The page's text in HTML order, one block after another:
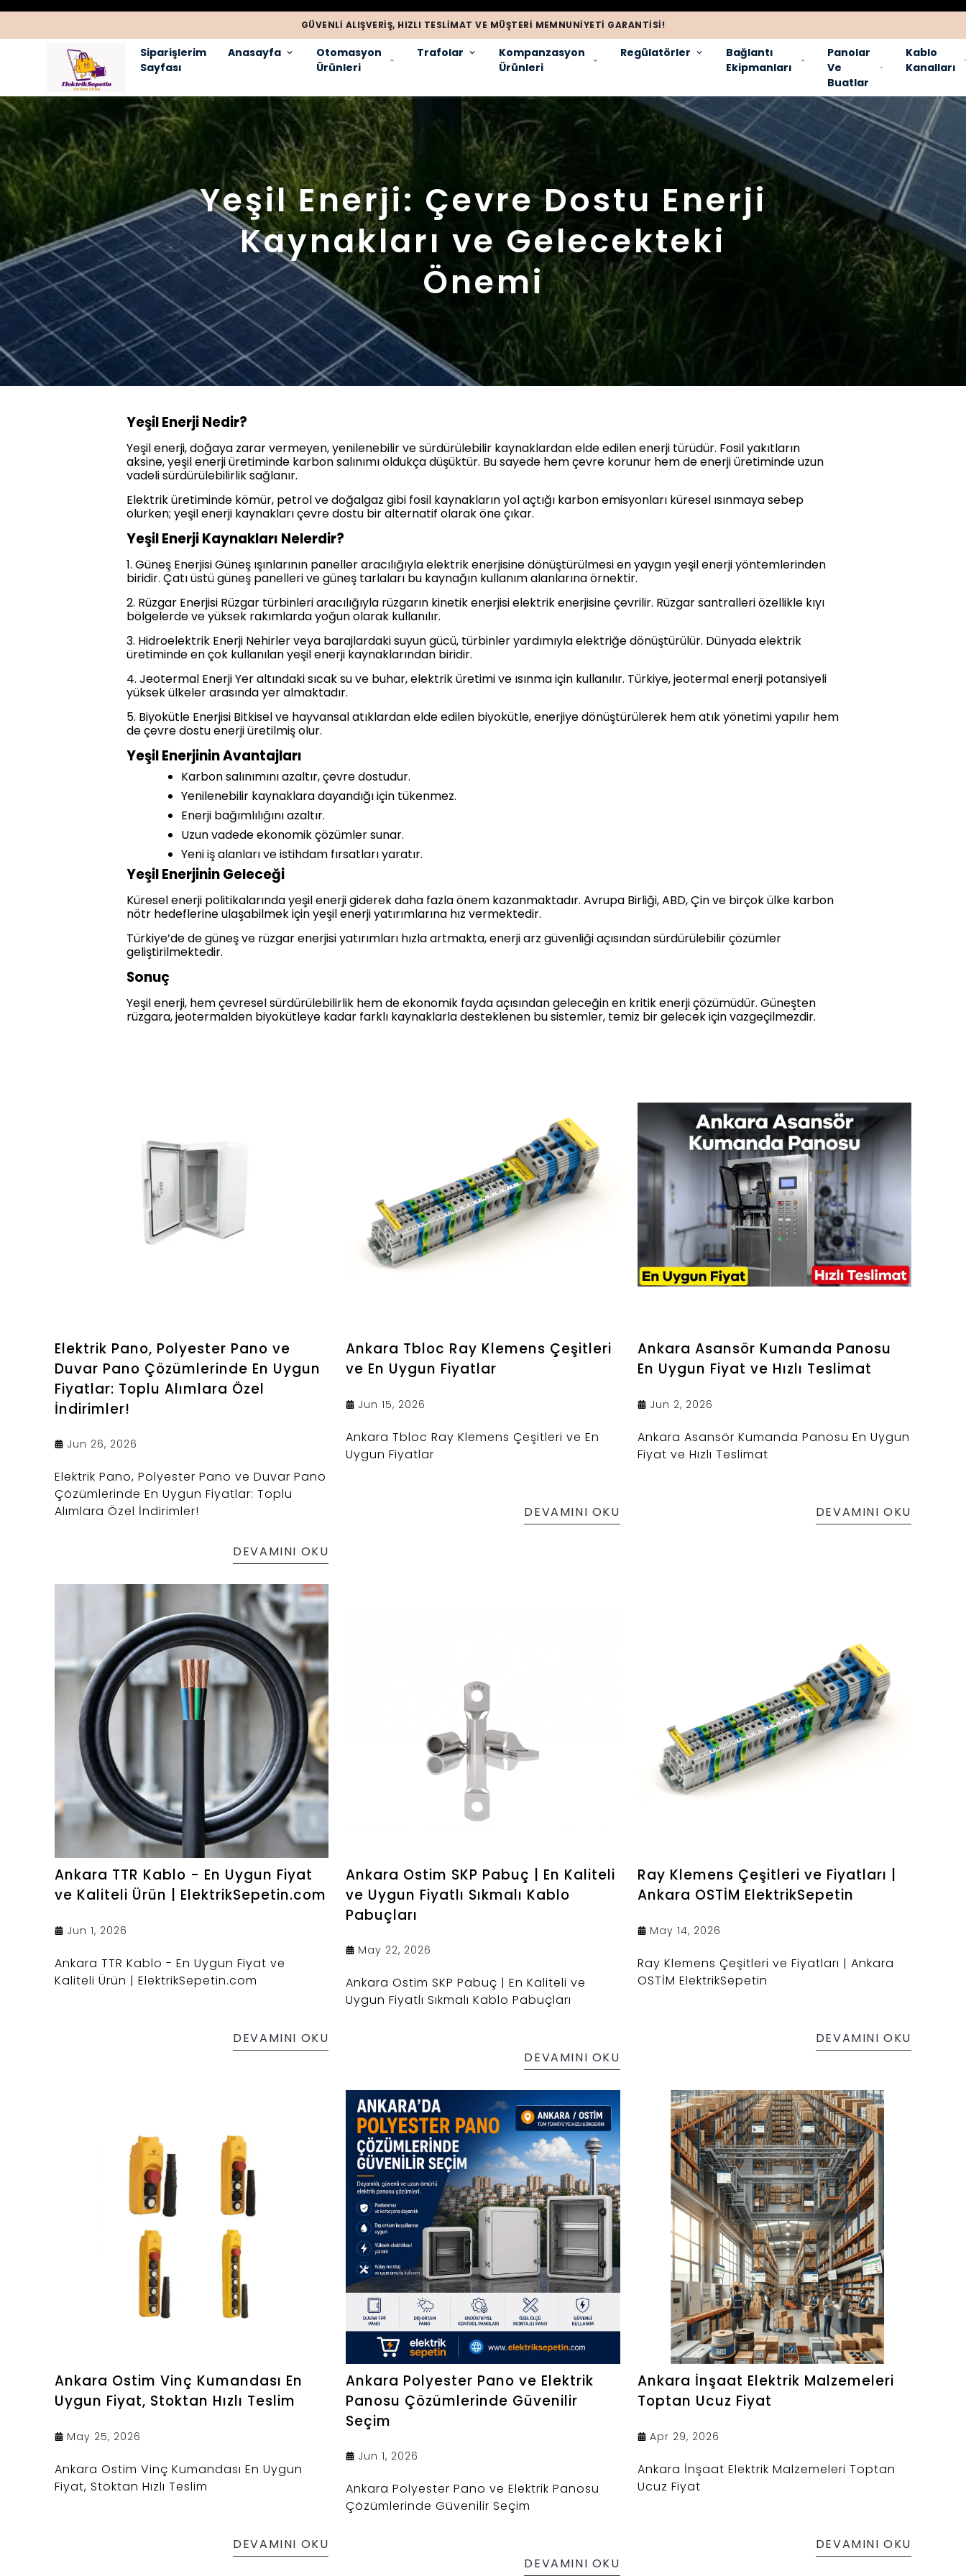
GÜVENLI ALIŞVERIŞ, HIZLI TESLIMAT VE MÜŞTERI MEMNUNIYETI GARANTISI!
Siparişlerim
Sayfası
Anasayfa
Otomasyon
Ürünleri
Trafolar
Kompanzasyon
Ürünleri
Regülatörler
Bağlantı
Ekipmanları
Panolar
Ve
Buatlar
Kablo
Kanalları
Yeşil Enerji: Çevre Dostu Enerji
Kaynakları ve Gelecekteki
Önemi
Yeşil Enerji Nedir?
Yeşil enerji, doğaya zarar vermeyen, yenilenebilir ve sürdürülebilir kaynaklardan elde edilen enerji türüdür. Fosil yakıtların
aksine, yeşil enerji üretiminde karbon salınımı oldukça düşüktür. Bu sayede hem çevre korunur hem de enerji üretiminde uzun
vadeli sürdürülebilirlik sağlanır.
Elektrik üretiminde kömür, petrol ve doğalgaz gibi fosil kaynakların yol açtığı karbon emisyonları küresel ısınmaya sebep
olurken; yeşil enerji kaynakları çevre dostu bir alternatif olarak öne çıkar.
Yeşil Enerji Kaynakları Nelerdir?
1. Güneş Enerjisi Güneş ışınlarının paneller aracılığıyla elektrik enerjisine dönüştürülmesi en yaygın yeşil enerji yöntemlerinden
biridir. Çatı üstü güneş panelleri ve güneş tarlaları bu kaynağın kullanım alanlarına örnektir.
2. Rüzgar Enerjisi Rüzgar türbinleri aracılığıyla rüzgarın kinetik enerjisi elektrik enerjisine çevrilir. Rüzgar santralleri özellikle kıyı
bölgelerde ve yüksek rakımlarda yoğun olarak kullanılır.
3. Hidroelektrik Enerji Nehirler veya barajlardaki suyun gücü, türbinler yardımıyla elektriğe dönüştürülür. Dünyada elektrik
üretiminde en çok kullanılan yeşil enerji kaynaklarından biridir.
4. Jeotermal Enerji Yer altındaki sıcak su ve buhar, elektrik üretimi ve ısınma için kullanılır. Türkiye, jeotermal enerji potansiyeli
yüksek ülkeler arasında yer almaktadır.
5. Biyokütle Enerjisi Bitkisel ve hayvansal atıklardan elde edilen biyokütle, enerjiye dönüştürülerek hem atık yönetimi yapılır hem
de çevre dostu enerji üretilmiş olur.
Yeşil Enerjinin Avantajları
Karbon salınımını azaltır, çevre dostudur.
Yenilenebilir kaynaklara dayandığı için tükenmez.
Enerji bağımlılığını azaltır.
Uzun vadede ekonomik çözümler sunar.
Yeni iş alanları ve istihdam fırsatları yaratır.
Yeşil Enerjinin Geleceği
Küresel enerji politikalarında yeşil enerji giderek daha fazla önem kazanmaktadır. Avrupa Birliği, ABD, Çin ve birçok ülke karbon
nötr hedeflerine ulaşabilmek için yeşil enerji yatırımlarına hız vermektedir.
Türkiye’de de güneş ve rüzgar enerjisi yatırımları hızla artmakta, enerji arz güvenliği açısından sürdürülebilir çözümler
geliştirilmektedir.
Sonuç
Yeşil enerji, hem çevresel sürdürülebilirlik hem de ekonomik fayda açısından geleceğin en kritik enerji çözümüdür. Güneşten
rüzgara, jeotermalden biyokütleye kadar farklı kaynaklarla desteklenen bu sistemler, temiz bir gelecek için vazgeçilmezdir.
Elektrik Pano, Polyester Pano ve
Duvar Pano Çözümlerinde En Uygun
Fiyatlar: Toplu Alımlara Özel
İndirimler!
Jun 26, 2026
Elektrik Pano, Polyester Pano ve Duvar Pano
Çözümlerinde En Uygun Fiyatlar: Toplu
Alımlara Özel İndirimler!
DEVAMINI OKU
Ankara Tbloc Ray Klemens Çeşitleri
ve En Uygun Fiyatlar
Jun 15, 2026
Ankara Tbloc Ray Klemens Çeşitleri ve En
Uygun Fiyatlar
DEVAMINI OKU
Ankara Asansör Kumanda Panosu
En Uygun Fiyat ve Hızlı Teslimat
Jun 2, 2026
Ankara Asansör Kumanda Panosu En Uygun
Fiyat ve Hızlı Teslimat
DEVAMINI OKU
Ankara TTR Kablo - En Uygun Fiyat
ve Kaliteli Ürün | ElektrikSepetin.com
Jun 1, 2026
Ankara TTR Kablo - En Uygun Fiyat ve
Kaliteli Ürün | ElektrikSepetin.com
DEVAMINI OKU
Ankara Ostim SKP Pabuç | En Kaliteli
ve Uygun Fiyatlı Sıkmalı Kablo
Pabuçları
May 22, 2026
Ankara Ostim SKP Pabuç | En Kaliteli ve
Uygun Fiyatlı Sıkmalı Kablo Pabuçları
DEVAMINI OKU
Ray Klemens Çeşitleri ve Fiyatları |
Ankara OSTİM ElektrikSepetin
May 14, 2026
Ray Klemens Çeşitleri ve Fiyatları | Ankara
OSTİM ElektrikSepetin
DEVAMINI OKU
Ankara Ostim Vinç Kumandası En
Uygun Fiyat, Stoktan Hızlı Teslim
May 25, 2026
Ankara Ostim Vinç Kumandası En Uygun
Fiyat, Stoktan Hızlı Teslim
DEVAMINI OKU
Ankara Polyester Pano ve Elektrik
Panosu Çözümlerinde Güvenilir
Seçim
Jun 1, 2026
Ankara Polyester Pano ve Elektrik Panosu
Çözümlerinde Güvenilir Seçim
DEVAMINI OKU
Ankara İnşaat Elektrik Malzemeleri
Toptan Ucuz Fiyat
Apr 29, 2026
Ankara İnşaat Elektrik Malzemeleri Toptan
Ucuz Fiyat
DEVAMINI OKU